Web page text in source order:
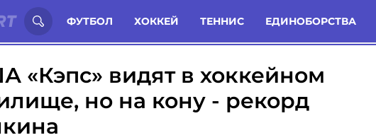
ФУТБОЛ ХОККЕЙ ТЕННИС ЕДИНОБОРСТВА
о спорте России: Статьи Комменты Новости
«Кэпс» видят в хоккейном
но на кону - рекорд